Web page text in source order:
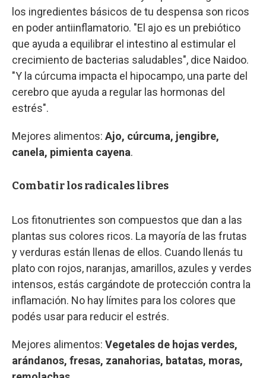
los ingredientes básicos de tu despensa son ricos
en poder antiinflamatorio. "El ajo es un prebiótico
que ayuda a equilibrar el intestino al estimular el
crecimiento de bacterias saludables", dice Naidoo.
"Y la cúrcuma impacta el hipocampo, una parte del
cerebro que ayuda a regular las hormonas del
estrés".
Mejores alimentos: Ajo, cúrcuma, jengibre,
canela, pimienta cayena.
Combatir los radicales libres
Los fitonutrientes son compuestos que dan a las
plantas sus colores ricos. La mayoría de las frutas
y verduras están llenas de ellos. Cuando llenás tu
plato con rojos, naranjas, amarillos, azules y verdes
intensos, estás cargándote de protección contra la
inflamación. No hay límites para los colores que
podés usar para reducir el estrés.
Mejores alimentos: Vegetales de hojas verdes,
arándanos, fresas, zanahorias, batatas, moras,